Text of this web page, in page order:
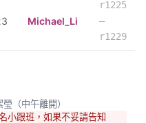
Michael_Li
r1225
–
r1229
（中午離開）
跟班，如果不妥請告知